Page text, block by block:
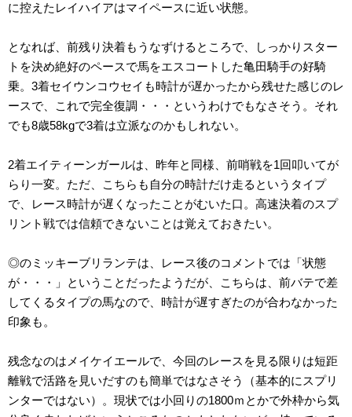
に控えたレイハイアはマイペースに近い状態。
となれば、前残り決着もうなずけるところで、しっかりスター
トを決め絶好のペースで馬をエスコートした亀田騎手の好騎
乗。3着セイウンコウセイも時計が遅かったから残せた感じのレ
ースで、これで完全復調・・・というわけでもなさそう。それ
でも8歳58kgで3着は立派なのかもしれない。
2着エイティーンガールは、昨年と同様、前哨戦を1回叩いてが
らり一変。ただ、こちらも自分の時計だけ走るというタイプ
で、レース時計が遅くなったことがむいた口。高速決着のスプ
リント戦では信頼できないことは覚えておきたい。
◎のミッキーブリランテは、レース後のコメントでは「状態
が・・・」ということだったようだが、こちらは、前バテで差
してくるタイプの馬なので、時計が遅すぎたのが合わなかった
印象も。
残念なのはメイケイエールで、今回のレースを見る限りは短距
離戦で活路を見いだすのも簡単ではなさそう（基本的にスプリ
ンターではない）。現状では小回りの1800ｍとかで外枠から気